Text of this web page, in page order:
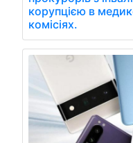
корупцією в
комісіях.